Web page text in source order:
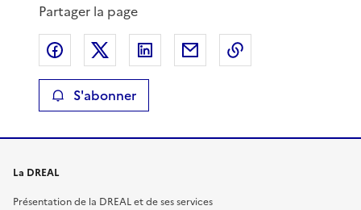
Partager la page
Partager sur Facebook
Partager sur XPartager sur LinkedIn
Partager par email
S'abonner
La DREAL
Présentation de la DREAL et de ses services